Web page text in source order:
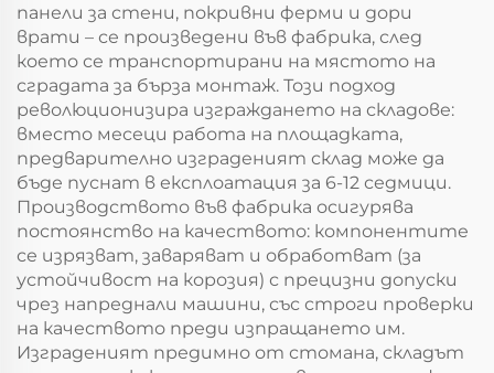
панели за стени, покривни ферми и дори
врати – се произведени във фабрика, след
което се транспортирани на мястото на
сградата за бърза монтаж. Този подход
революционизира изграждането на складове:
вместо месеци работа на площадката,
предварително изграденият склад може да
бъде пуснат в експлоатация за 6-12 седмици.
Производството във фабрика осигурява
постоянство на качеството: компонентите
се изрязват, заваряват и обработват (за
устойчивост на корозия) с прецизни допуски
чрез напреднали машини, със строги проверки
на качеството преди изпращането им.
Изграденият предимно от стомана, складът